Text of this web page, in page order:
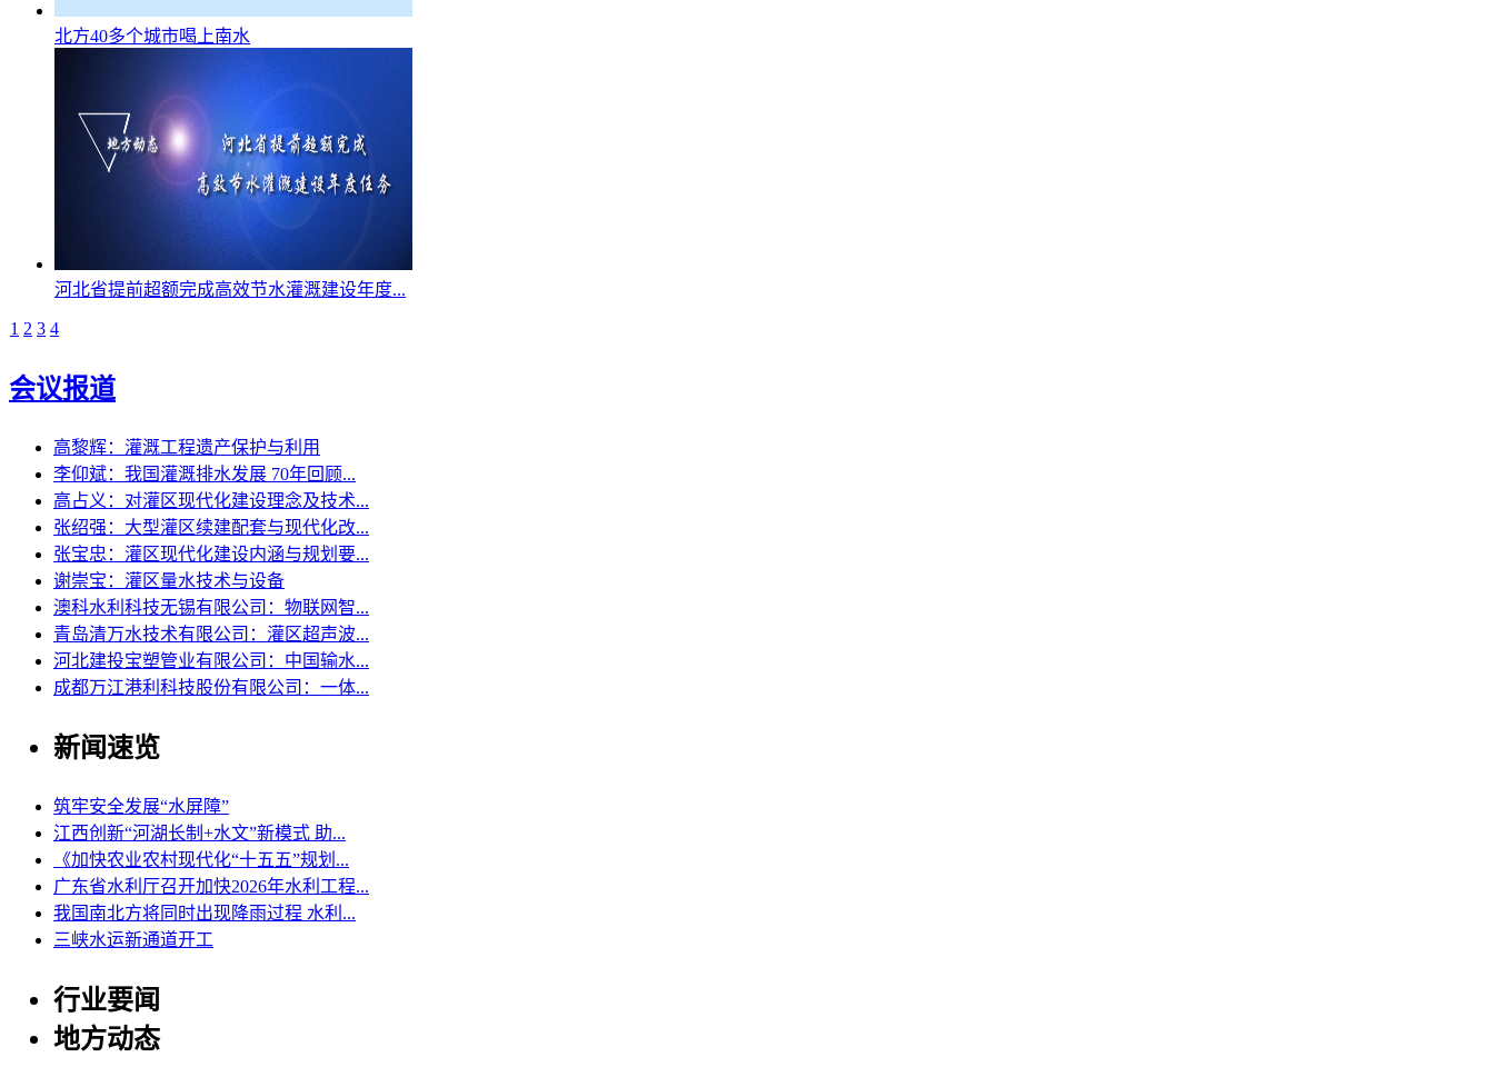
北方40多个城市喝上南水
河北省提前超额完成高效节水灌溉建设年度...
1 2 3 4
会议报道
高黎辉：灌溉工程遗产保护与利用
李仰斌：我国灌溉排水发展 70年回顾...
高占义：对灌区现代化建设理念及技术...
张绍强：大型灌区续建配套与现代化改...
张宝忠：灌区现代化建设内涵与规划要...
谢崇宝：灌区量水技术与设备
澳科水利科技无锡有限公司：物联网智...
青岛清万水技术有限公司：灌区超声波...
河北建投宝塑管业有限公司：中国输水...
成都万江港利科技股份有限公司：一体...
新闻速览
筑牢安全发展“水屏障”
江西创新“河湖长制+水文”新模式 助...
《加快农业农村现代化“十五五”规划...
广东省水利厅召开加快2026年水利工程...
我国南北方将同时出现降雨过程 水利...
三峡水运新通道开工
行业要闻
地方动态